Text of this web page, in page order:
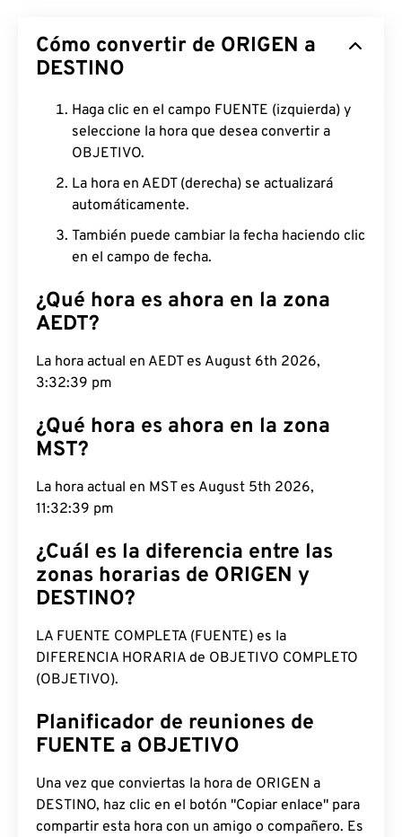
Cómo convertir de ORIGEN a
DESTINO
Haga clic en el campo FUENTE (izquierda) y
seleccione la hora que desea convertir a
OBJETIVO.
La hora en AEDT (derecha) se actualizará
automáticamente.
También puede cambiar la fecha haciendo clic
en el campo de fecha.
¿Qué hora es ahora en la zona
AEDT?
La hora actual en AEDT es August 6th 2026,
3:32:40 pm
¿Qué hora es ahora en la zona
MST?
La hora actual en MST es August 5th 2026,
11:32:40 pm
¿Cuál es la diferencia entre las
zonas horarias de ORIGEN y
DESTINO?
LA FUENTE COMPLETA (FUENTE) es la
DIFERENCIA HORARIA de OBJETIVO COMPLETO
(OBJETIVO).
Planificador de reuniones de
FUENTE a OBJETIVO
Una vez que conviertas la hora de ORIGEN a
DESTINO, haz clic en el botón "Copiar enlace" para
compartir esta hora con un amigo o compañero. Es